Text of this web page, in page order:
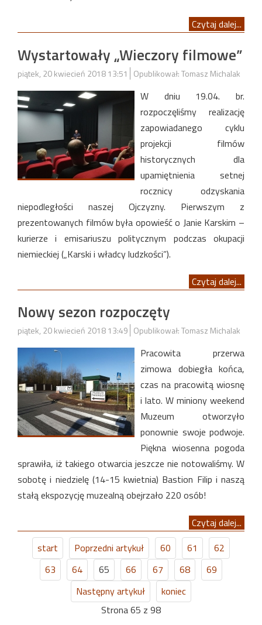
Czytaj dalej...
Wystartowały „Wieczory filmowe”
piątek, 20 kwiecień 2018 13:51 Opublikował: Tomasz Michalak
W dniu 19.04. br.
rozpoczęliśmy realizację
zapowiadanego cyklu
projekcji filmów
historycznych dla
upamiętnienia setnej
rocznicy odzyskania
niepodległości naszej Ojczyzny. Pierwszym z
prezentowanych filmów była opowieść o Janie Karskim –
kurierze i emisariuszu politycznym podczas okupacji
niemieckiej („Karski i władcy ludzkości”).
Czytaj dalej...
Nowy sezon rozpoczęty
piątek, 20 kwiecień 2018 13:49 Opublikował: Tomasz Michalak
Pracowita przerwa
zimowa dobiegła końca,
czas na pracowitą wiosnę
i lato. W miniony weekend
Muzeum otworzyło
ponownie swoje podwoje.
Piękna wiosenna pogoda
sprawiła, iż takiego otwarcia jeszcze nie notowaliśmy. W
sobotę i niedzielę (14-15 kwietnia) Bastion Filip i naszą
stałą ekspozycję muzealną obejrzało 220 osób!
Czytaj dalej...
start
Poprzedni artykuł 60 61
62
63
64 65 66 67 68
69
Następny artykuł
koniec
Strona 65 z 98